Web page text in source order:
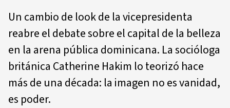
Un cambio de look de la vicepresidenta
reabre el debate sobre el capital de la belleza
en la arena pública dominicana. La socióloga
británica Catherine Hakim lo teorizó hace
más de una década: la imagen no es vanidad,
es poder.